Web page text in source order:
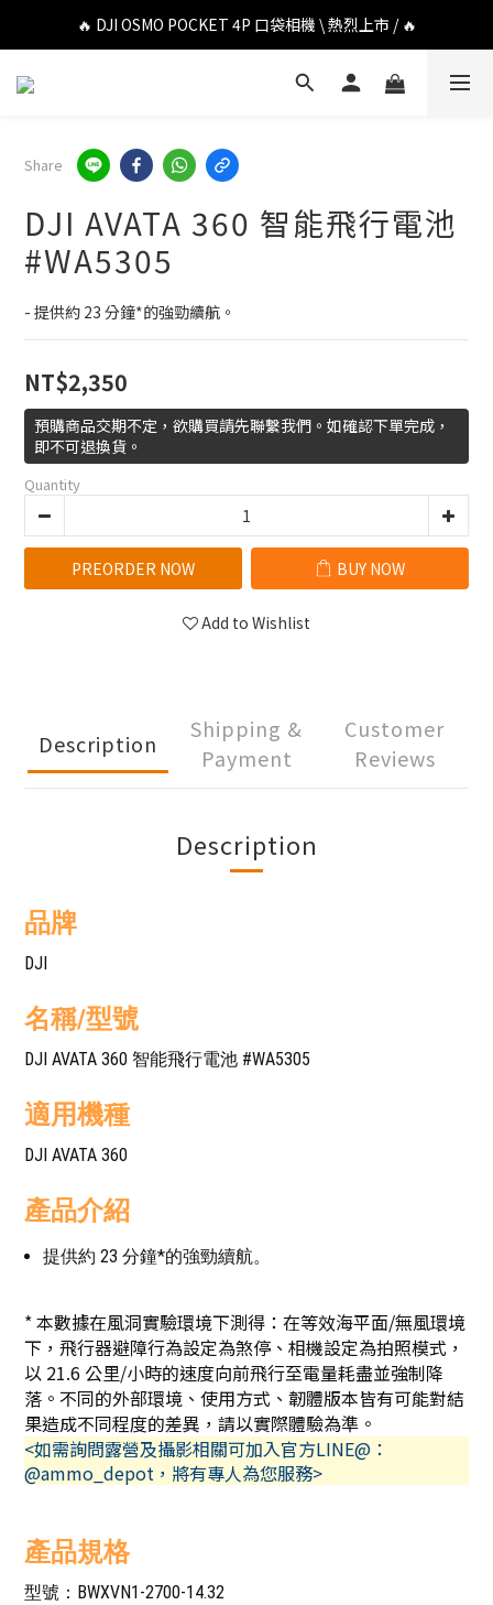
🔥 DJI OSMO POCKET 4P 口袋相機 \ 熱烈上市 / 🔥
🔥 DJI OSMO POCKET 4P 口袋相機 \ 熱烈上市 / 🔥
🔥 Insta360 Luna Ultra 雲台相機 \ 熱烈上市 / 🔥
🔥 DJI OSMO POCKET 4P 口袋相機 \ 熱烈上市 / 🔥
Share
DJI AVATA 360 智能飛行電池
#WA5305
- 提供約 23 分鐘*的強勁續航。
NT$2,350
預購商品交期不定，欲購買請先聯繫我們。如確認下單完成，
即不可退換貨。
Quantity
PREORDER NOW BUY NOW
Add to Wishlist
Description
Shipping &
Payment
Customer
Reviews
Description
品牌
DJI
名稱/型號
DJI AVATA 360 智能飛行電池 #WA5305
適用機種
DJI AVATA 360
產品介紹
提供約 23 分鐘*的強勁續航。
* 本數據在風洞實驗環境下測得：在等效海平面/無風環境
下，飛行器避障行為設定為煞停、相機設定為拍照模式，
以 21.6 公里/小時的速度向前飛行至電量耗盡並強制降
落。不同的外部環境、使用方式、韌體版本皆有可能對結
果造成不同程度的差異，請以實際體驗為準。
<如需詢問露營及攝影相關可加入官方LINE@：
@ammo_depot，將有專人為您服務>
產品規格
型號：BWXVN1-2700-14.32